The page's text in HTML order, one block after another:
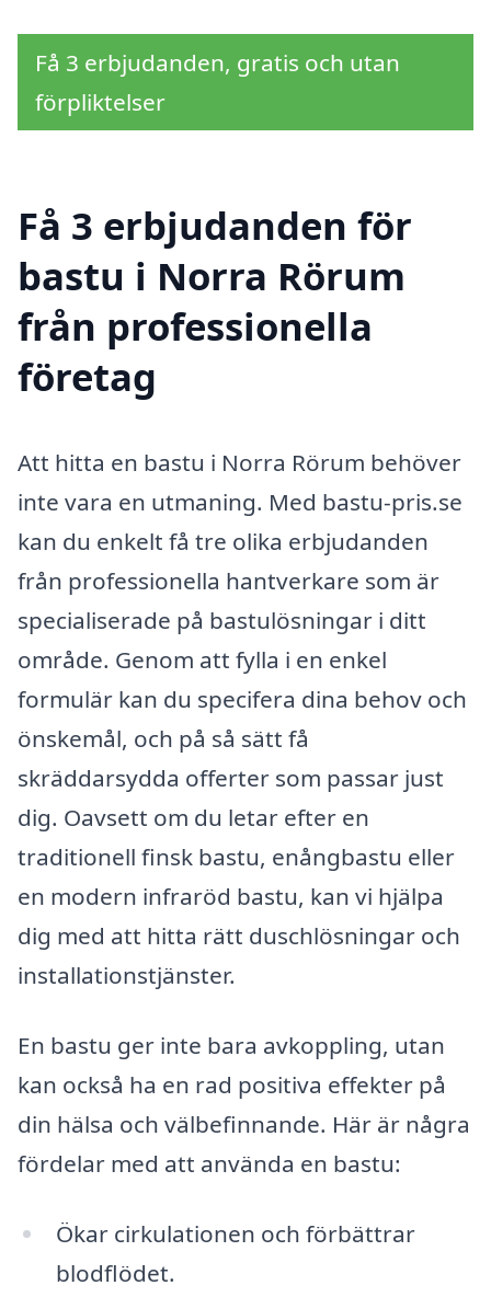
Få 3 erbjudanden, gratis och utan
förpliktelser
Få 3 erbjudanden för
bastu i Norra Rörum
från professionella
företag
Att hitta en bastu i Norra Rörum behöver
inte vara en utmaning. Med bastu-pris.se
kan du enkelt få tre olika erbjudanden
från professionella hantverkare som är
specialiserade på bastulösningar i ditt
område. Genom att fylla i en enkel
formulär kan du specifera dina behov och
önskemål, och på så sätt få
skräddarsydda offerter som passar just
dig. Oavsett om du letar efter en
traditionell finsk bastu, enångbastu eller
en modern infraröd bastu, kan vi hjälpa
dig med att hitta rätt duschlösningar och
installationstjänster.
En bastu ger inte bara avkoppling, utan
kan också ha en rad positiva effekter på
din hälsa och välbefinnande. Här är några
fördelar med att använda en bastu:
Ökar cirkulationen och förbättrar
blodflödet.